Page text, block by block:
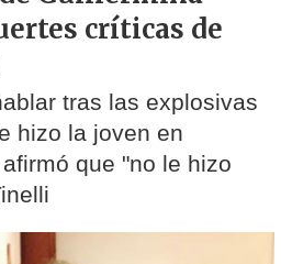
críticas de
tras las explosivas
hizo la joven en
que "no le hizo